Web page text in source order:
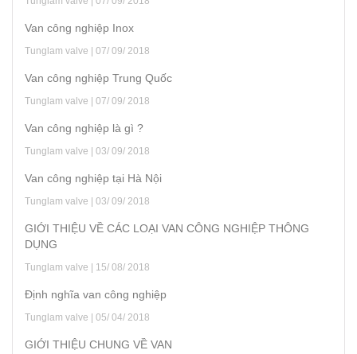
Van công nghiệp Inox
Tunglam valve | 07/ 09/ 2018
Van công nghiệp Trung Quốc
Tunglam valve | 07/ 09/ 2018
Van công nghiệp là gì ?
Tunglam valve | 03/ 09/ 2018
Van công nghiệp tại Hà Nội
Tunglam valve | 03/ 09/ 2018
GIỚI THIỆU VỀ CÁC LOẠI VAN CÔNG NGHIỆP THÔNG
DỤNG
Tunglam valve | 15/ 08/ 2018
Định nghĩa van công nghiệp
Tunglam valve | 05/ 04/ 2018
GIỚI THIỆU CHUNG VỀ VAN